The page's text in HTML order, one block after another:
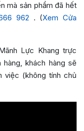
mà sản phẩm đã hết
962 . (Xem Cửa
Lực Khang trực
khách hàng sẽ
việc (không tính chủ